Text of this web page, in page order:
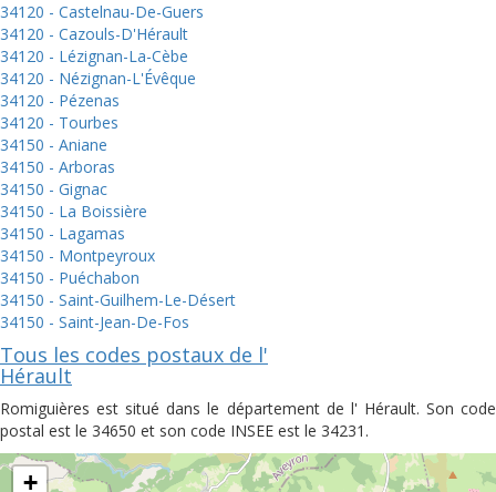
34120 - Castelnau-De-Guers
34120 - Cazouls-D'Hérault
34120 - Lézignan-La-Cèbe
34120 - Nézignan-L'Évêque
34120 - Pézenas
34120 - Tourbes
34150 - Aniane
34150 - Arboras
34150 - Gignac
34150 - La Boissière
34150 - Lagamas
34150 - Montpeyroux
34150 - Puéchabon
34150 - Saint-Guilhem-Le-Désert
34150 - Saint-Jean-De-Fos
Tous les codes postaux de l'
Hérault
Romiguières est situé dans le département de l' Hérault. Son code
postal est le 34650 et son code INSEE est le 34231.
+